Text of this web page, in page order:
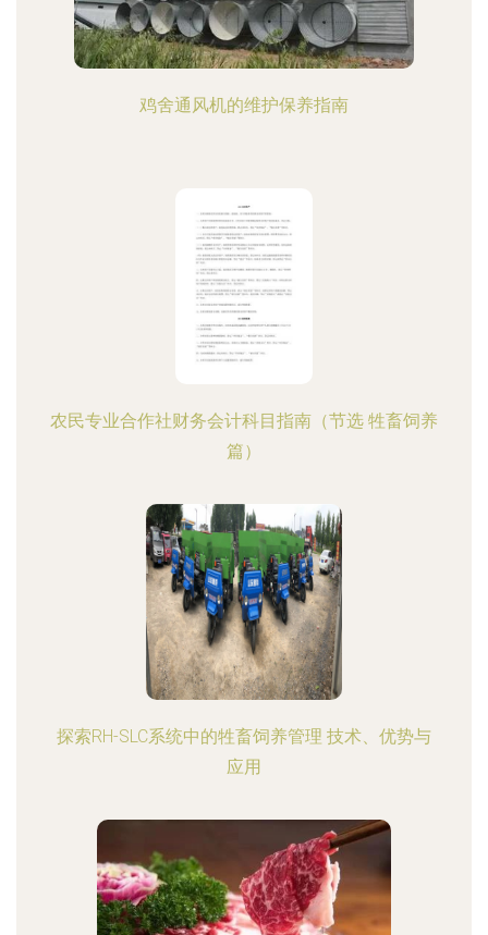
鸡舍通风机的维护保养指南
农民专业合作社财务会计科目指南（节选 牲畜饲养
篇）
探索RH-SLC系统中的牲畜饲养管理 技术、优势与
应用